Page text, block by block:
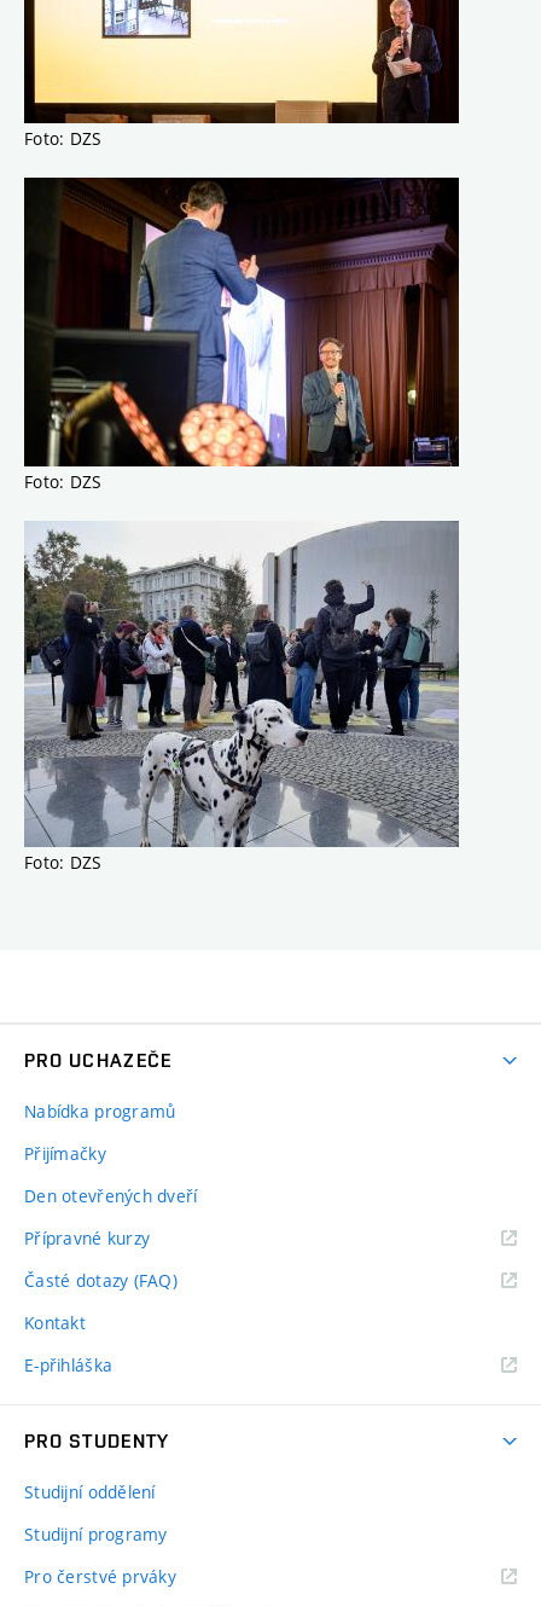
Foto: DZS
Foto: DZS
Foto: DZS
PRO UCHAZEČE
Nabídka programů
Přijímačky
Den otevřených dveří
Přípravné kurzy
Časté dotazy (FAQ)
Kontakt
E-přihláška
PRO STUDENTY
Studijní oddělení
Studijní programy
Pro čerstvé prváky